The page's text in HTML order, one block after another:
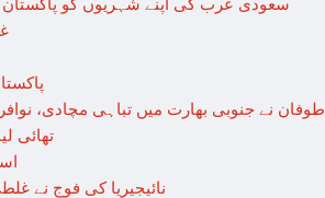
سعودی عرب کی اپنے شہریوں کو پاکستان سمیت 25 ممالک جانے سے اجتناب
طوفان نے جنوبی بھارت میں تباہی مچادی،
تھائی
نائیجیریا کی فوج نے غلطی